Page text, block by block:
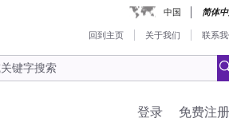
中国 简体
回到主页 关于我们 联系
免费注册
登录